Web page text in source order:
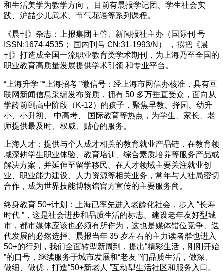
和生活美学为教学方向， 目前有晨报学记团、学生社会实
践、沪喆少儿武术、节气花语等系列课程。
《晨刊》杂志：上报集团主管、新闻报社主办（国际刊 号
ISSN:1674-4535； 国内刊号 CN:31-1993/N） ，拟把《晨
刊》打造成全国一流职业教育类学术期刊，为上海乃至全国的
职业教育高质量发展提供学术引领 和专业平台。
“上海升学 ”“上海招考 ”微信号：经上海市网信办核准，具有互
联网新闻信息采编发布资质，拥有 50 多万垂直受众，面向从
学龄前到高中阶段（K-12）的孩子，聚焦早教、择园、幼升
小、小升初、 中高考、 国际教育等热点，为学生、家长、老
师提供最及时、权威、贴心的服务。
上海人才：提供与个人成才相关的教育就业产品链，在教育领
域深耕学生职业体验、教育培训、综合素质培养等服务产品或
解决方案，并延伸至留学移民。在人才领域主要关注就业创
业、职业能力建设、人力资源等相关业务，常年与人社局密切
合作，成为世界技能博物馆官方宣传的主要服务商。
终身教育 50+计划：上海已率先进入老龄化社会，步入 “长寿
时代 ”，这是社会进步和品质生活的标志。建设老年友好型城
市，都市媒体应该也必须有所作为，这也是媒体错位竞争、迭
代发展的必然选择。晨报当年 35 岁左右的主力读者群也进入
50+的行列，我们全面转型新周到，提出“精彩生活，刚刚开始
”的口号，继续服务于城市发展和“老友 ”们品质生活，做深、
做细、做优，打造“50+新老人 ”互动型生活社区和服务入口。